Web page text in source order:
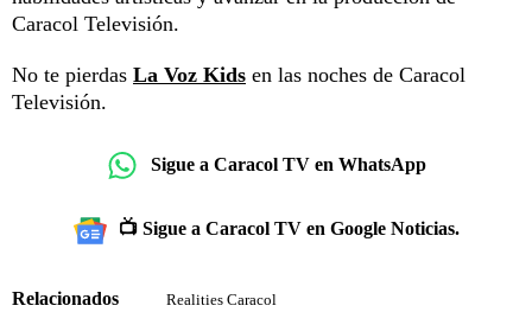
Caracol Televisión.
No te pierdas La Voz Kids en las noches de Caracol
Televisión.
Sigue a Caracol TV en WhatsApp
📺 Sigue a Caracol TV en Google Noticias.
Relacionados Realities Caracol